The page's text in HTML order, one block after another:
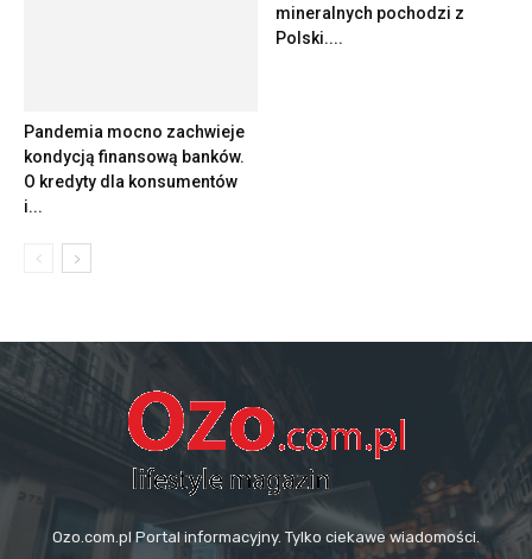
Pandemia mocno zachwieje
kondycją finansową banków.
O kredyty dla konsumentów
i...
mineralnych pochodzi z
Polski....
Ozo.com.pl Portal informacyjny. Tylko ciekawe wiadomości.